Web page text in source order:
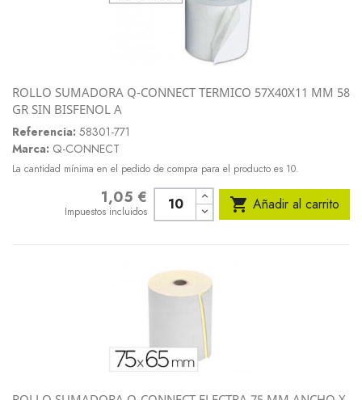
ROLLO SUMADORA Q-CONNECT TERMICO 57X40X11 MM 58
GR SIN BISFENOL A
Referencia: 58301-771
Marca: Q-CONNECT
La cantidad mínima en el pedido de compra para el producto es 10.
1,05 €
Impuestos incluidos  Añadir al carrito